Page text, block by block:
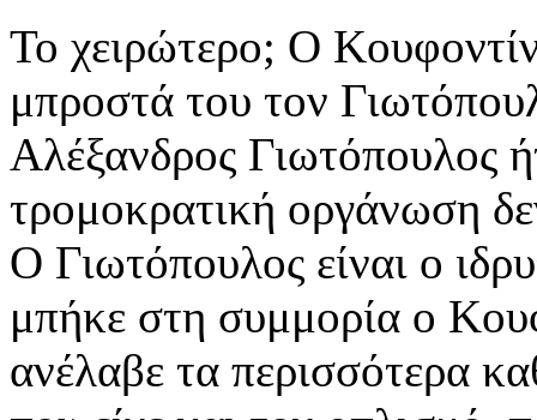
Το χειρώτερο; Ο
μπροστά του τον
Αλέξανδρος Γιωτόπουλος
τρομοκρατική οργάνωση
Ο Γιωτόπουλος είναι ο
μπήκε στη συμμορία ο
ανέλαβε τα περισσότερα